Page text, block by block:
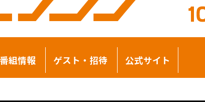
番組情報 ゲスト・招待 公式サイト